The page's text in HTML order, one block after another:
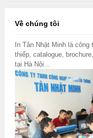
Về chúng tôi
In Tân Nhật Minh là
thiếp, catalogue,
tại Hà Nội...